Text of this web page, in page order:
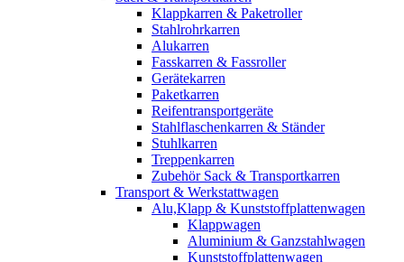
Klappkarren & Paketroller
Stahlrohrkarren
Alukarren
Fasskarren & Fassroller
Gerätekarren
Paketkarren
Reifentransportgeräte
Stahlflaschenkarren & Ständer
Stuhlkarren
Treppenkarren
Zubehör Sack & Transportkarren
Transport & Werkstattwagen
Alu,Klapp & Kunststoffplattenwagen
Klappwagen
Aluminium & Ganzstahlwagen
Kunststoffplattenwagen